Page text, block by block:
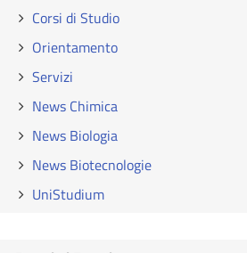
Corsi di Studio
Orientamento
Servizi
News Chimica
News Biologia
News Biotecnologie
UniStudium